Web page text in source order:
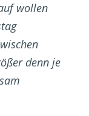
wollen
denn je